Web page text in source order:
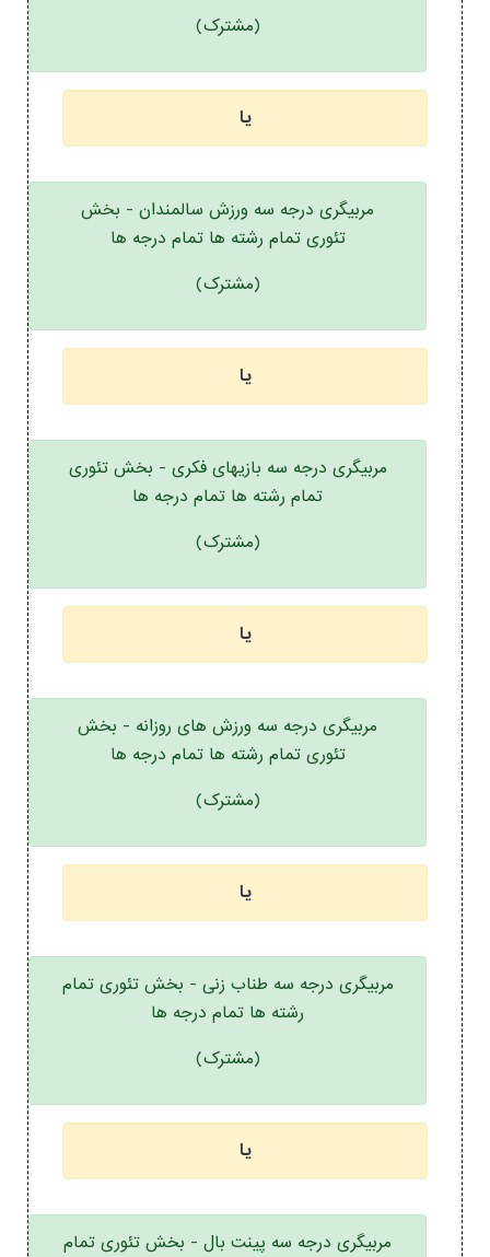
(مشترک)
یا
مربیگری درجه سه ورزش سالمندان - بخش
تئوری تمام رشته ها تمام درجه ها
(مشترک)
یا
مربیگری درجه سه بازیهای فکری - بخش تئوری
تمام رشته ها تمام درجه ها
(مشترک)
یا
مربیگری درجه سه ورزش های روزانه - بخش
تئوری تمام رشته ها تمام درجه ها
(مشترک)
یا
مربیگری درجه سه طناب زنی - بخش تئوری تمام
رشته ها تمام درجه ها
(مشترک)
یا
مربیگری درجه سه پینت بال - بخش تئوری تمام